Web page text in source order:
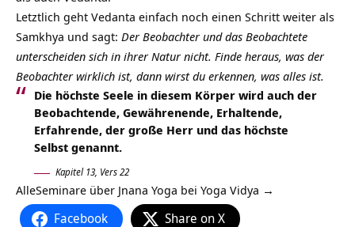
Letztlich geht Vedanta einfach noch einen Schritt weiter als
Samkhya und sagt: Der Beobachter und das Beobachtete
unterscheiden sich in ihrer Natur nicht. Finde heraus, was der
Beobachter wirklich ist, dann wirst du erkennen, was alles ist.
Die höchste Seele in diesem Körper wird auch der
Beobachtende, Gewährenende, Erhaltende,
Erfahrende, der große Herr und das höchste
Selbst genannt.
Kapitel 13, Vers 22
AlleSeminare über Jnana Yoga bei Yoga Vidya →
Facebook Share on X